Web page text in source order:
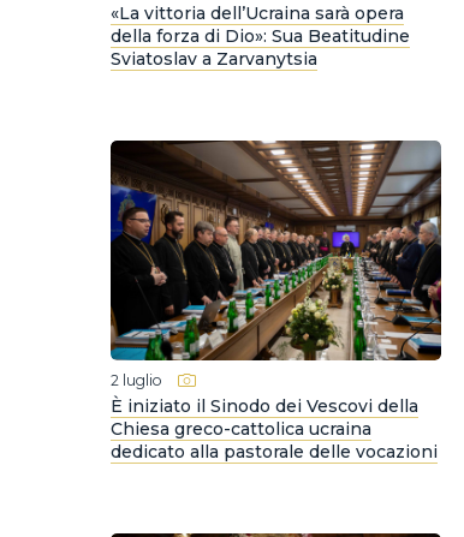
«La vittoria dell’Ucraina sarà opera
della forza di Dio»: Sua Beatitudine
Sviatoslav a Zarvanytsia
2 luglio
È iniziato il Sinodo dei Vescovi della
Chiesa greco-cattolica ucraina
dedicato alla pastorale delle vocazioni